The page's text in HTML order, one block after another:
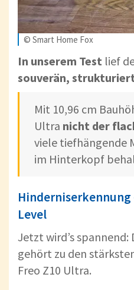
© Smart Home Fox
In unserem Test lief
souverän,
Mit 10,96 cm
Ultra nicht der
viele tiefhängende
im Hinterkopf
Hinderniserkennung
Level
Jetzt wird’s spannend:
gehört zu den
Freo Z10 Ultra.